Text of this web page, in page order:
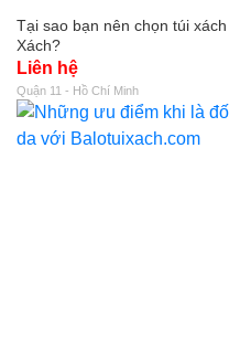
Tại sao bạn nên chọn túi
Xách?
Liên hệ
Quận 11 - Hồ Chí Minh